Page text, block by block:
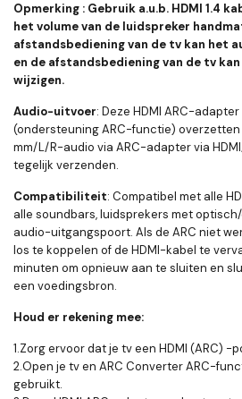
Opmerking : Gebruik a.u.b. HDMI 1.4
het volume van de luidspreker
afstandsbediening van de tv kan het
en de afstandsbediening van de tv
wijzigen.
Audio-uitvoer: Deze HDMI ARC-
(ondersteuning ARC-functie)
mm/L/R-audio via ARC-adapter via
tegelijk verzenden.
Compatibiliteit: Compatibel met alle
alle soundbars, luidsprekers met
audio-uitgangspoort. Als de ARC niet
los te koppelen of de HDMI-kabel te
minuten om opnieuw aan te sluiten en
een voedingsbron.
Houd er rekening mee:
1.Zorg ervoor dat je tv een HDMI (ARC) -
2.Open je tv en ARC Converter ARC-
gebruikt.